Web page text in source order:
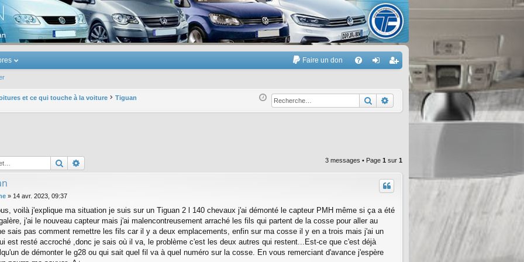
Touran
A
Faire un don
Q ne
xi
nr
eg
r
et ce qui touche à la voiture Tiguan RechercherRecherche avancée
Rechercher 3 messages • Page 1 sur 1
» 14 avr. 2023, 09:37
voilà j'explique ma situation je suis sur un Tiguan 2 l 140 chevaux j'ai démonté le capteur PMH même si ça a été
j'ai le nouveau capteur mais j'ai malencontreusement arraché les fils qui partent de la cosse pour aller au
sais pas comment remettre les fils car il y a deux emplacements, enfin sur ma cosse il y en a trois mais j'ai un
est resté accroché ,donc je sais où il va, le problème c'est les deux autres qui restent...Est-ce que c'est déjà
de démonter le g28 ou qui sait quel fil va à quel numéro sur la cosse. En vous remerciant d'avance j'espère